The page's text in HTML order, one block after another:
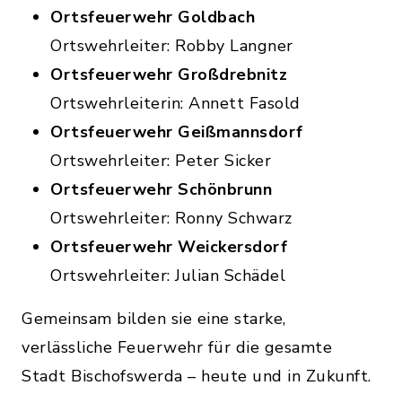
Ortsfeuerwehr Goldbach
Ortswehrleiter: Robby Langner
Ortsfeuerwehr Großdrebnitz
Ortswehrleiterin: Annett Fasold
Ortsfeuerwehr Geißmannsdorf
Ortswehrleiter: Peter Sicker
Ortsfeuerwehr Schönbrunn
Ortswehrleiter: Ronny Schwarz
Ortsfeuerwehr Weickersdorf
Ortswehrleiter: Julian Schädel
Gemeinsam bilden sie eine starke,
verlässliche Feuerwehr für die gesamte
Stadt Bischofswerda – heute und in Zukunft.